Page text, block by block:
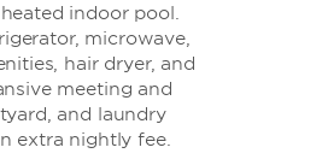
indoor pool.
microwave,
hair dryer, and
meeting and
and laundry
extra nightly fee.